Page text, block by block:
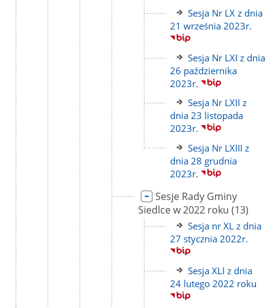
Link
do
strony
Sesja Nr LX z dnia
21 września 2023r.
Link
do
strony
Sesja Nr LXI z dnia
26 października
2023r.
Link
do
strony
Sesja Nr LXII z
dnia 23 listopada
2023r.
Link
do
strony
Sesja Nr LXIII z
dnia 28 grudnia
2023r.
Link
do
strony
Sesje Rady Gminy
Siedlce w 2022 roku liczba
podstron
(13)
Link
do
strony
Sesja nr XL z dnia
27 stycznia 2022r.
Link
do
strony
Sesja XLI z dnia
24 lutego 2022 roku